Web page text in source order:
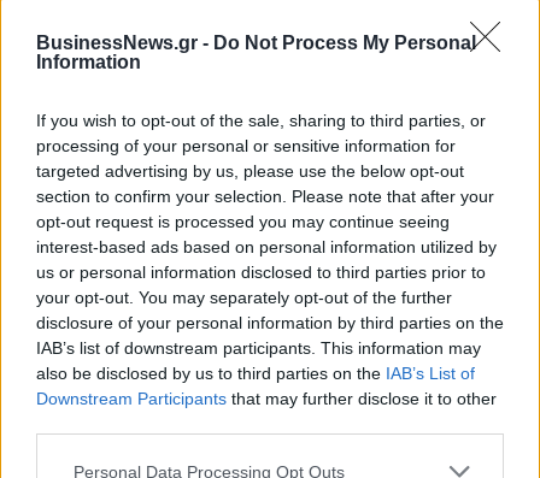
BusinessNews.gr - Do Not Process My Personal
Information
If you wish to opt-out of the sale, sharing to third parties, or
processing of your personal or sensitive information for
targeted advertising by us, please use the below opt-out
section to confirm your selection. Please note that after your
opt-out request is processed you may continue seeing
interest-based ads based on personal information utilized by
us or personal information disclosed to third parties prior to
your opt-out. You may separately opt-out of the further
disclosure of your personal information by third parties on the
IAB’s list of downstream participants. This information may
also be disclosed by us to third parties on the IAB’s List of
Downstream Participants that may further disclose it to other
Personal Data Processing Opt Outs
Deloitte Ελλάδος: Χρηματοοικονομικός σύμβουλος
της ΔΕΗ για την είσοδο στην πολωνική αγορά
07/08/2026 - 16:38 ΕΠΙΧΕΙΡΗΣΕΙΣ
Στρατηγική επένδυση του EFA GROUP στη Fractal
για την ανάπτυξη προηγμένων αμυντικών
τεχνολογιών
07/08/2026 - 16:11 ΕΠΙΧΕΙΡΗΣΕΙΣ
Συνάλλαγμα: Το ευρώ ενισχύεται 0,08%, στα
1,1534 δολάρια
07/08/2026 - 15:45 ΟΙΚΟΝΟΜΙΑ
Χρηματιστήριο: Στις 2.623,19 μονάδες ο Γενικός